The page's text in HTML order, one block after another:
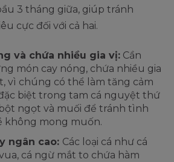
3 tháng giữa, giúp tránh
cực đối với cả hai.
và chứa nhiều gia vị: Cần
món cay nóng, chứa nhiều gia
vì chúng có thể làm tăng cảm
biệt trong tam cá nguyệt thứ
bột ngọt và muối để tránh tình
không mong muốn.
ngân cao: Các loại cá như cá
cá ngừ mắt to chứa hàm